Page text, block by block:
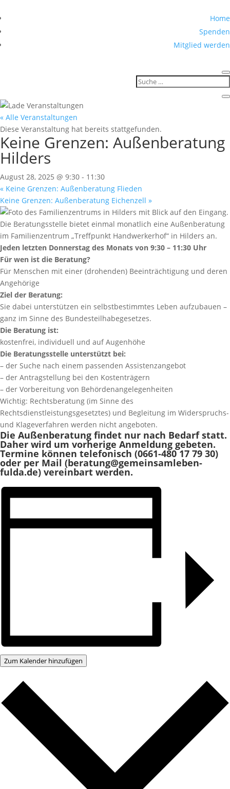
Home
Spenden
Mitglied werden
« Alle Veranstaltungen
Diese Veranstaltung hat bereits stattgefunden.
Keine Grenzen: Außenberatung
Hilders
August 28, 2025 @ 9:30 - 11:30
« Keine Grenzen: Außenberatung Flieden
Keine Grenzen: Außenberatung Eichenzell »
Die Beratungsstelle bietet einmal monatlich eine Außenberatung
im Familienzentrum „Treffpunkt Handwerkerhof“ in Hilders an.
Jeden letzten Donnerstag des Monats von 9:30 – 11:30 Uhr
Für wen ist die Beratung?
Für Menschen mit einer (drohenden) Beeinträchtigung und deren
Angehörige
Ziel der Beratung:
Sie dabei unterstützen ein selbstbestimmtes Leben aufzubauen –
ganz im Sinne des Bundesteilhabegesetzes.
Die Beratung ist:
kostenfrei, individuell und auf Augenhöhe
Die Beratungsstelle unterstützt bei:
– der Suche nach einem passenden Assistenzangebot
– der Antragstellung bei den Kostenträgern
– der Vorbereitung von Behördenangelegenheiten
Wichtig: Rechtsberatung (im Sinne des
Rechtsdienstleistungsgesetztes) und Begleitung im Widerspruchs-
und Klageverfahren werden nicht angeboten.
Die Außenberatung findet nur nach Bedarf statt.
Daher wird um vorherige Anmeldung gebeten.
Termine können telefonisch (0661-480 17 79 30)
oder per Mail (beratung@gemeinsamleben-
fulda.de) vereinbart werden.
Zum Kalender hinzufügen